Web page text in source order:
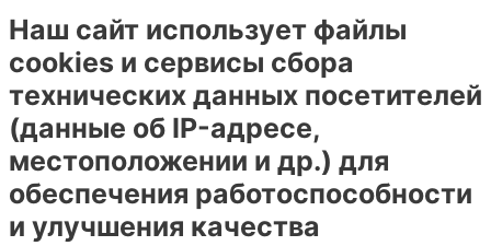
Наш сайт использует файлы
cookies и сервисы сбора
технических данных посетителей
(данные об IP-адресе,
местоположении и др.) для
обеспечения работоспособности
и улучшения качества